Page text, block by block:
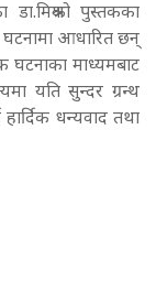
पुस्तकका
घटनामा आधारित छन्
घटनाका माध्यमबाट
यति सुन्दर ग्रन्थ
धन्यवाद तथा